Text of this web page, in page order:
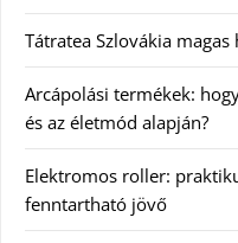
Tátratea Szlovákia magas
Arcápolási termékek:
és az életmód alapján?
Elektromos roller:
fenntartható jövő